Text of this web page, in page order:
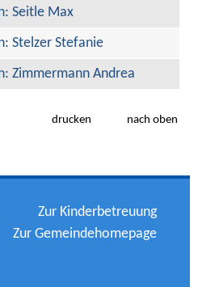
drucken nach oben
Zur Kinderbetreuung
Zur Gemeindehomepage